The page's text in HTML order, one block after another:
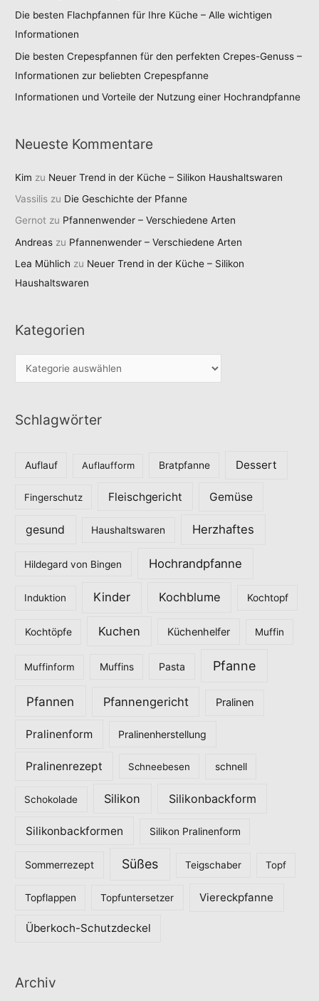
Die besten Flachpfannen für Ihre Küche – Alle wichtigen
Informationen
Die besten Crepespfannen für den perfekten Crepes-Genuss –
Informationen zur beliebten Crepespfanne
Informationen und Vorteile der Nutzung einer Hochrandpfanne
Neueste Kommentare
Kim zu Neuer Trend in der Küche – Silikon Haushaltswaren
Vassilis zu Die Geschichte der Pfanne
Gernot zu Pfannenwender – Verschiedene Arten
Andreas zu Pfannenwender – Verschiedene Arten
Lea Mühlich zu Neuer Trend in der Küche – Silikon
Haushaltswaren
Kategorien
a
e
Schlagwörter
Auflauf Auflaufform Bratpfanne Dessert
Fingerschutz Fleischgericht Gemüse
gesund Haushaltswaren Herzhaftes
Hildegard von Bingen Hochrandpfanne
Induktion Kinder Kochblume Kochtopf
Kochtöpfe Kuchen Küchenhelfer Muffin
Muffinform Muffins Pasta Pfanne
Pfannen Pfannengericht Pralinen
Pralinenform Pralinenherstellung
Pralinenrezept Schneebesen schnell
Schokolade Silikon Silikonbackform
Silikonbackformen Silikon Pralinenform
Sommerrezept Süßes Teigschaber Topf
Topflappen Topfuntersetzer Viereckpfanne
Überkoch-Schutzdeckel
Archiv